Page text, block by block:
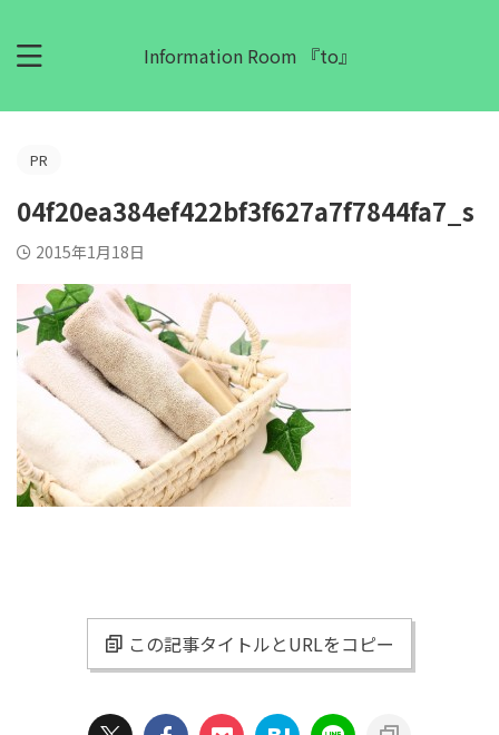
Information Room 『to』
PR
04f20ea384ef422bf3f627a7f7844fa7_s
2015年1月18日
この記事タイトルとURLをコピー